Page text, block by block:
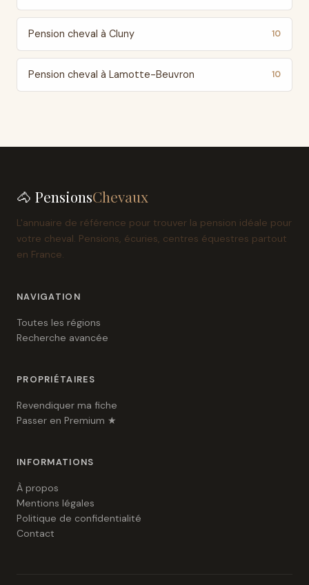
Pension cheval à Cluny 10
Pension cheval à Lamotte-Beuvron 10
🐴 PensionsChevaux
L'annuaire de référence pour trouver la pension idéale pour
votre cheval. Pensions, écuries, centres équestres partout
en France.
NAVIGATION
Toutes les régions
Recherche avancée
PROPRIÉTAIRES
Revendiquer ma fiche
Passer en Premium ★
INFORMATIONS
À propos
Mentions légales
Politique de confidentialité
Contact